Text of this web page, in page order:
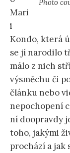
Photo
Mari
i
Kondo, která
se jí narodilo
málo z nich
výsměchu či
článku nebo
nepochopení
ní doopravdy
toho, jakými
prochází a jak